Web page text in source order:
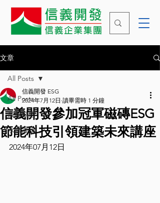
文章
All Posts
最新動態
永續漫步
All Posts
信義開發參加冠軍磁磚ESG
節能科技引領建築未來講座
信義開發 ESG
2024年7月12日 讀畢需時 1 分鐘
2024年07月12日